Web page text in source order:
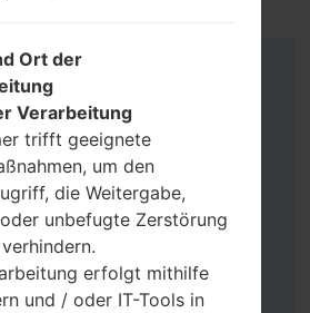
Ort der
Verarbeitung
trifft geeignete
um den
die Weitergabe,
unbefugte Zerstörung
erfolgt mithilfe
und / oder IT-Tools in